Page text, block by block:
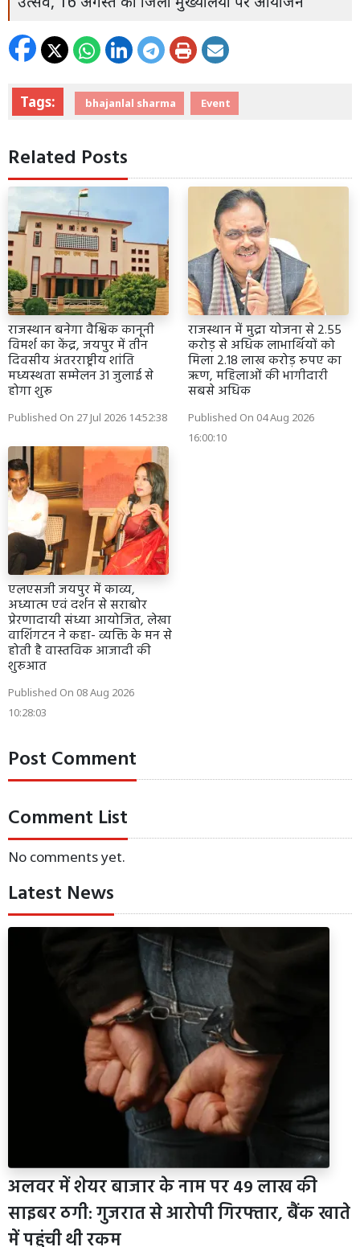
Tags: bhajanlal sharma Event
Related Posts
राजस्थान बनेगा वैश्विक कानूनी
विमर्श का केंद्र, जयपुर में तीन
दिवसीय अंतरराष्ट्रीय शांति
मध्यस्थता सम्मेलन 31 जुलाई से
होगा शुरू
Published On 27 Jul 2026 14:52:38
राजस्थान में मुद्रा योजना से 2.55
करोड़ से अधिक लाभार्थियों को
मिला 2.18 लाख करोड़ रुपए का
ऋण, महिलाओं की भागीदारी
सबसे अधिक
Published On 04 Aug 2026
16:00:10
एलएसजी जयपुर में काव्य,
अध्यात्म एवं दर्शन से सराबोर
प्रेरणादायी संध्या आयोजित, लेखा
वाशिंगटन ने कहा- व्यक्ति के मन से
होती है वास्तविक आजादी की
शुरुआत
Published On 08 Aug 2026
10:28:03
Post Comment
Comment List
No comments yet.
Latest News
अलवर में शेयर बाजार के नाम पर 49 लाख की
साइबर ठगी: गुजरात से आरोपी गिरफ्तार, बैंक खाते
में पहुंची थी रकम